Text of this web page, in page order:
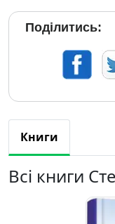
Поділитись:
Книги
Всі книги